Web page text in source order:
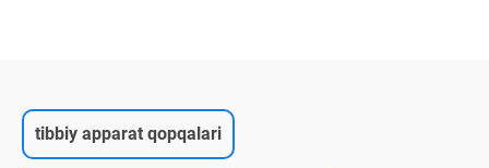
tibbiy apparat qopqalari